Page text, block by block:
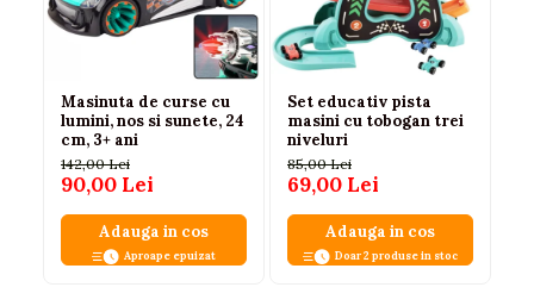
Masinuta de curse cu
lumini, nos si sunete, 24
cm, 3+ ani
142,00 Lei
90,00 Lei
Adauga in cos
Aproape epuizat
Set educativ pista
masini cu tobogan trei
niveluri
85,00 Lei
69,00 Lei
Adauga in cos
Doar 2 produse in stoc